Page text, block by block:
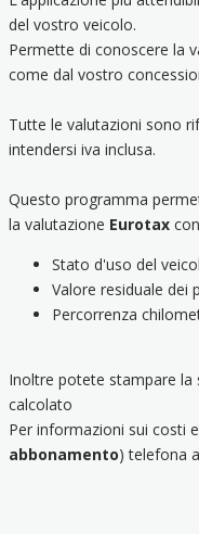
del vostro veicolo.
Permette di conoscere la
come dal vostro
Tutte le valutazioni sono
intendersi iva inclusa.
Questo programma
la valutazione Eurotax
Stato d'uso del
Valore residuale dei
Percorrenza
Inoltre potete stampare la
calcolato
Per informazioni sui costi
abbonamento) telefona